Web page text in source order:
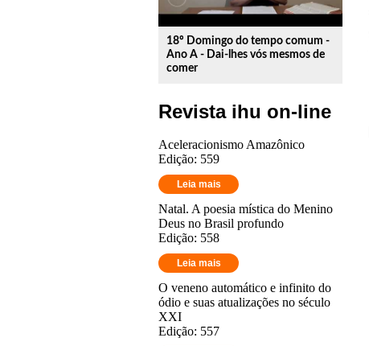
18º Domingo do tempo comum -
Ano A - Dai-lhes vós mesmos de
comer
Revista ihu on-line
Aceleracionismo Amazônico
Edição: 559
Leia mais
Natal. A poesia mística do Menino
Deus no Brasil profundo
Edição: 558
Leia mais
O veneno automático e infinito do
ódio e suas atualizações no século
XXI
Edição: 557